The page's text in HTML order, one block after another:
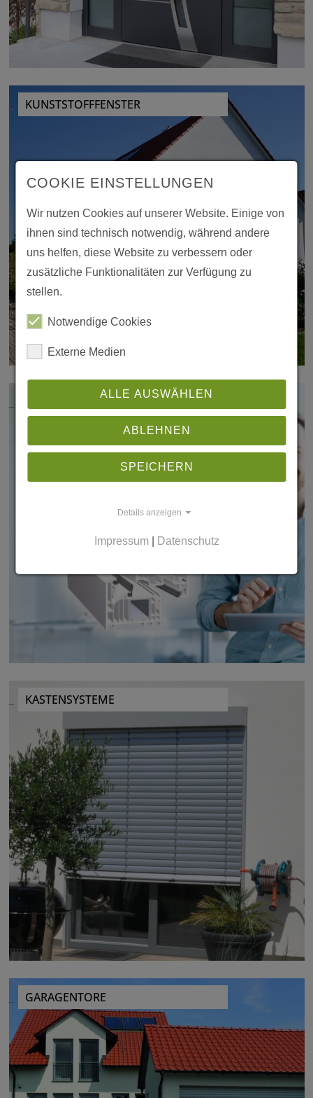
KUNSTSTOFFFENSTER
FOVEOWIN - HEIZFENSTER
KASTENSYSTEME
GARAGENTORE
COOKIE EINSTEL­LUNGEN
Wir nutzen Cookies auf unserer Website. Einige von
ihnen sind tech­nisch notwendig, während andere
uns helfen, diese Website zu verbes­sern oder
zusätz­liche Funk­tio­na­li­täten zur Verfü­gung zu
stellen.
Notwen­dige Cookies
Externe Medien
ALLE AUSWÄHLEN
ABLEHNEN
SPEICHERN
Details anzeigen
Impressum| Datenschutz